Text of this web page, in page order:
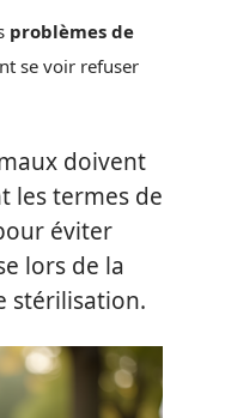
problèmes de
se voir refuser
doivent
les termes de
éviter
lors de la
stérilisation.